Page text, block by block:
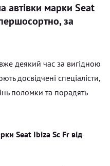
автівки марки Seat
за
деякий час за вигідною
досвідчені спеціалісти,
поломки та порадять
Seat Ibiza Sc Fr від